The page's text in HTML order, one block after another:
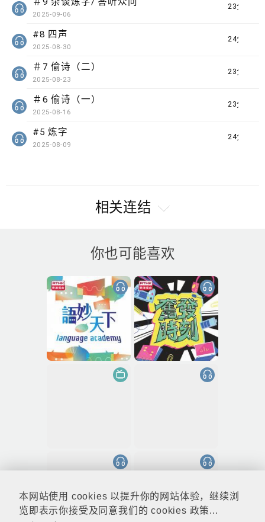
本网站使用 cookies 以提升你的网站体验，继续浏
览即表示你接受及同意我们的 cookies 政策...
23分钟
2025-09-06
24分钟
#8 四声
2025-08-30
23分钟
＃7 偷诗（二）
2025-08-23
23分钟
＃6 偷诗（一）
2025-08-16
24分钟
#5 炼字
2025-08-09
相关连结
你也可能喜欢